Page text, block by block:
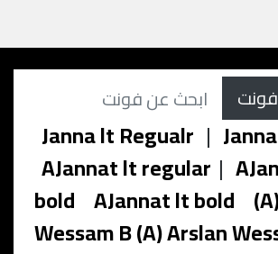
Janna lt Regualr |
AJannat lt regular |
bold AJannat lt bold
Wessam B (A) Arslan